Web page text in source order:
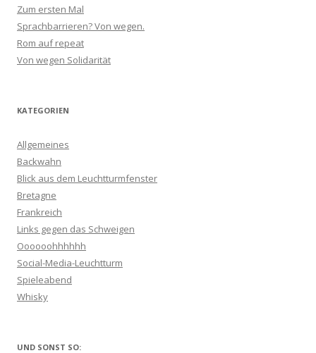
Zum ersten Mal
Sprachbarrieren? Von wegen.
Rom auf repeat
Von wegen Solidarität
KATEGORIEN
Allgemeines
Backwahn
Blick aus dem Leuchtturmfenster
Bretagne
Frankreich
Links gegen das Schweigen
Oooooohhhhhh
Social-Media-Leuchtturm
Spieleabend
Whisky
UND SONST SO: